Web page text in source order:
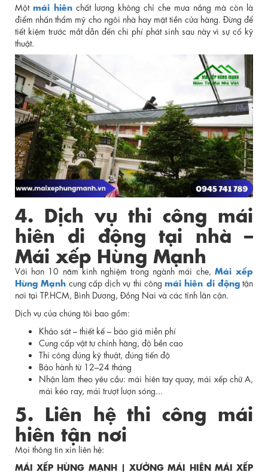
Một mái hiên chất lượng không chỉ che mưa nắng mà còn là
điểm nhấn thẩm mỹ cho ngôi nhà hay mặt tiền cửa hàng. Đừng để
tiết kiệm trước mắt dẫn đến chi phí phát sinh sau này vì sự cố kỹ
thuật.
4. Dịch vụ thi công mái
hiên di động tại nhà –
Mái xếp Hùng Mạnh
Với hơn 10 năm kinh nghiệm trong ngành mái che, Mái xếp
Hùng Mạnh cung cấp dịch vụ thi công mái hiên di độngtận
nơi tại TP.HCM, Bình Dương, Đồng Nai và các tỉnh lân cận.
Dịch vụ của chúng tôi bao gồm:
Khảo sát – thiết kế – báo giá miễn phí
Cung cấp vật tư chính hãng, độ bền cao
Thi công đúng kỹ thuật, đúng tiến độ
Bảo hành từ 12–24 tháng
Nhận làm theo yêu cầu: mái hiên tay quay, mái xếp chữ A,
mái kéo ray, mái trượt lượn sóng...
5. Liên hệ thi công mái
hiên tận nơi
Mọi thông tin xin liên hệ:
MÁI XẾP HÙNG MẠNH | XƯỞNG MÁI HIÊN MÁI XẾP